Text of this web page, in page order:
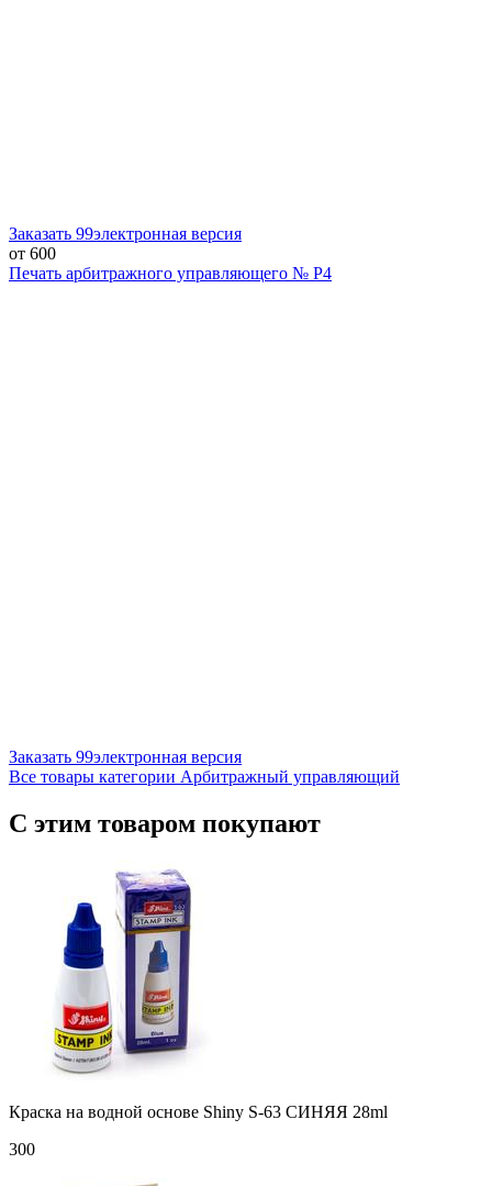
Заказать 99электронная версия
от 600
Печать арбитражного управляющего № Р4
Заказать 99электронная версия
Все товары категории Арбитражный управляющий
С этим товаром покупают
Краска на водной основе Shiny S-63 СИНЯЯ 28ml
300